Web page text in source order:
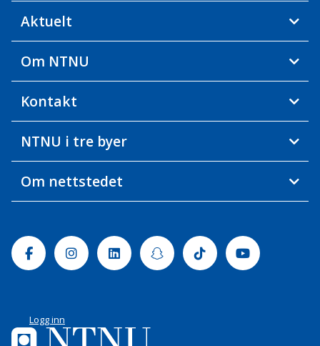
Aktuelt
Om NTNU
Kontakt
NTNU i tre byer
Om nettstedet
FacebookInstagramLinkedinSnapchatTiktok Youtube
Logg inn